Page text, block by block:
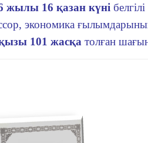
жылы 16 қазан күні
экономика
101 жасқа толған